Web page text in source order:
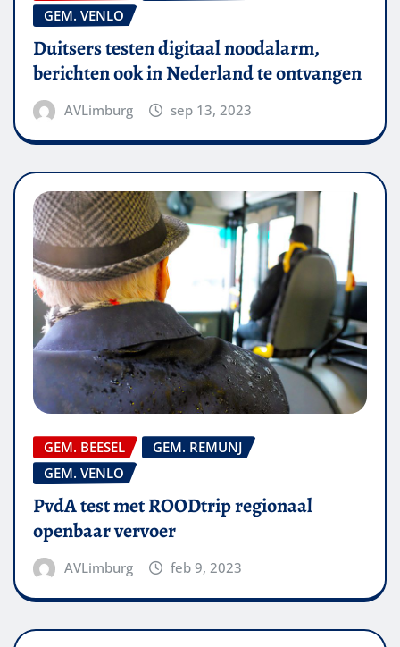
GEM. VENLO
Duitsers testen digitaal noodalarm,
berichten ook in Nederland te ontvangen
AVLimburg sep 13, 2023
GEM. BEESEL
GEM. REMUNJ
GEM. VENLO
PvdA test met ROODtrip regionaal
openbaar vervoer
AVLimburg feb 9, 2023